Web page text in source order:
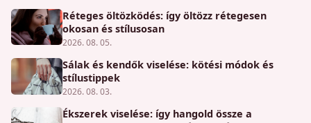
Réteges öltözködés: így öltözz rétegesen
okosan és stílusosan
2026. 08. 05.
Sálak és kendők viselése: kötési módok és
stílustippek
2026. 08. 03.
Ékszerek viselése: így hangold össze a